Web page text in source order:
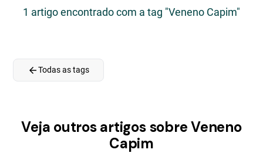
1 artigo encontrado com a tag "Veneno Capim"
arrow_backTodas as tags
Veja outros artigos sobre Veneno
Capim